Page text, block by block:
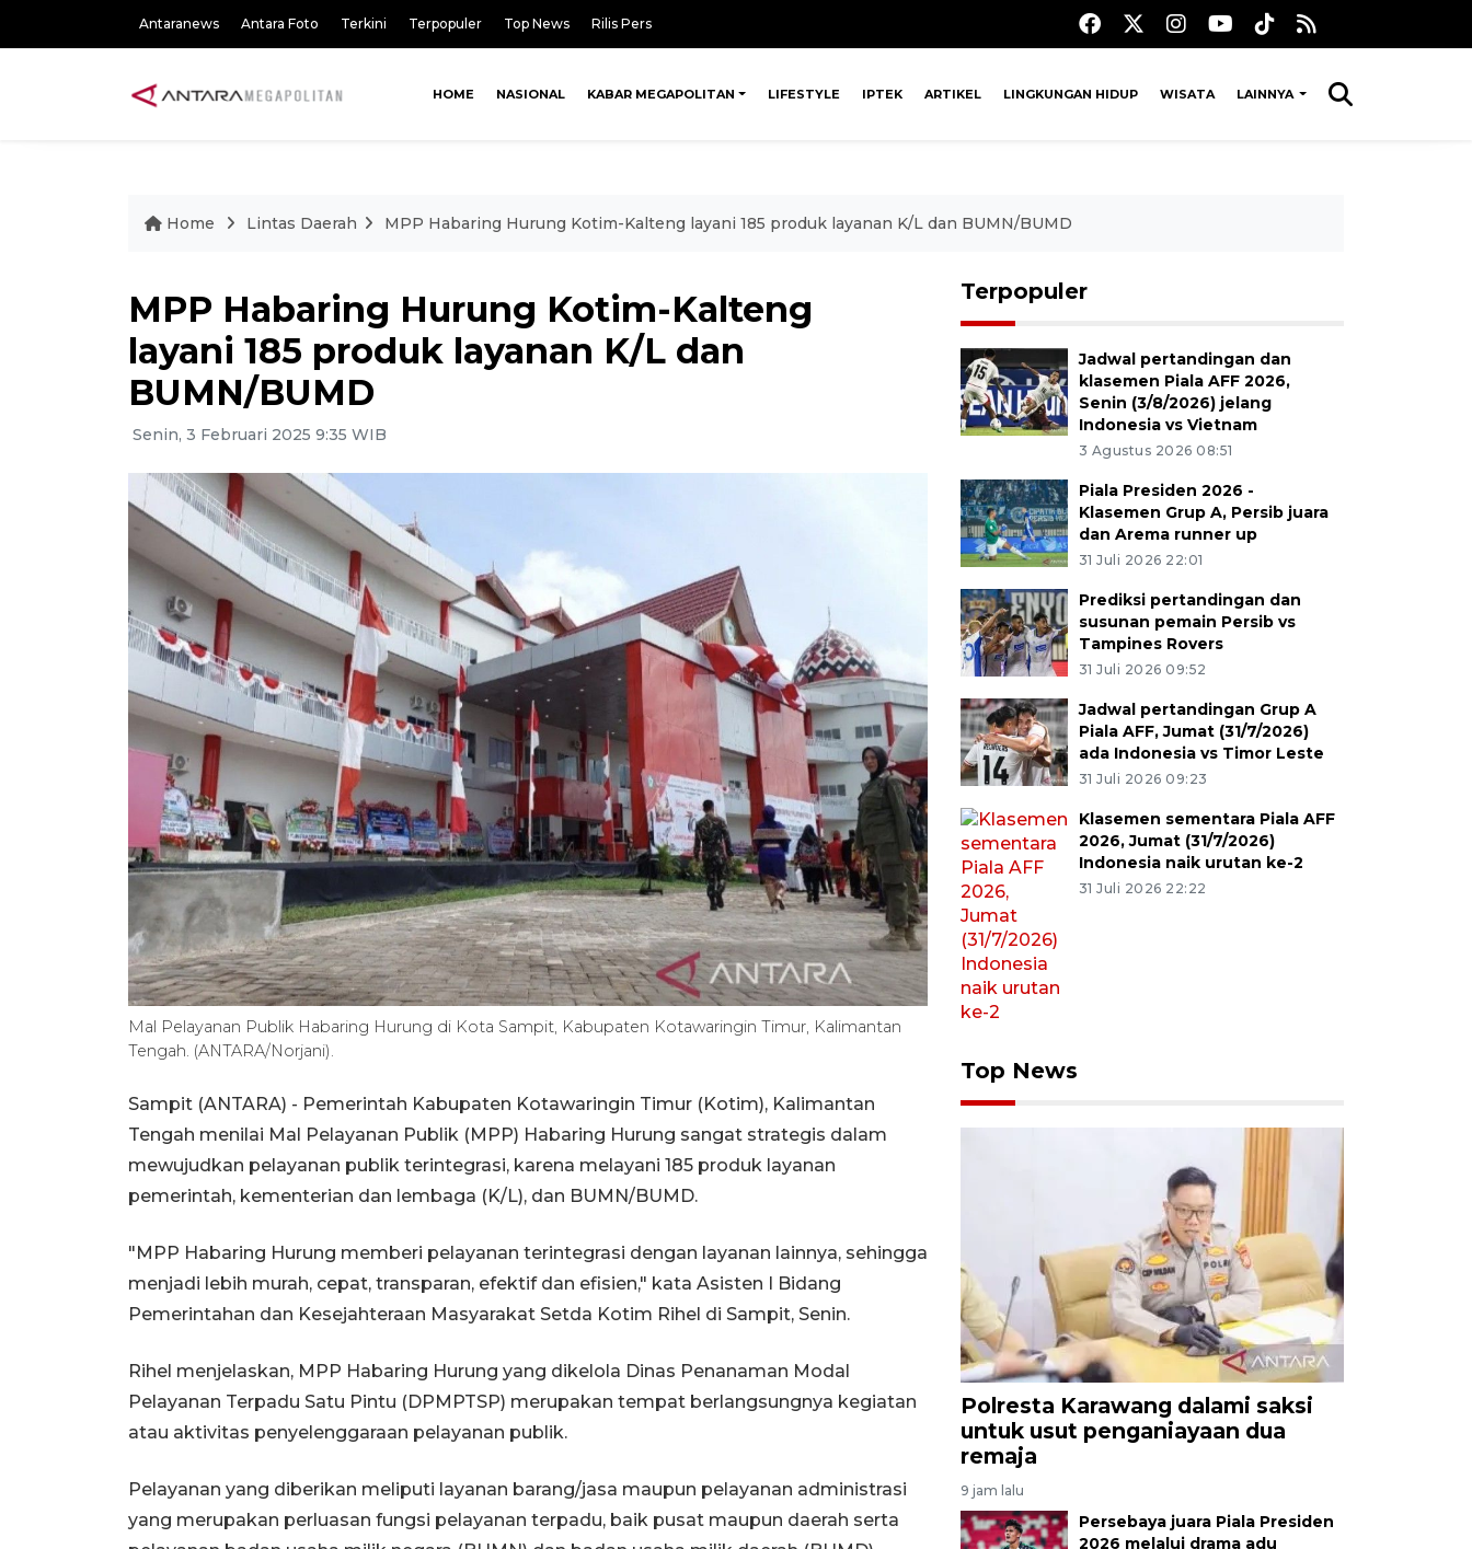
Antaranews Antara Foto Terkini Terpopuler Top News Rilis Pers
HOME NASIONAL KABAR MEGAPOLITAN LIFESTYLE IPTEK ARTIKEL LINGKUNGAN HIDUP WISATA LAINNYA
Home Lintas Daerah MPP Habaring Hurung Kotim-Kalteng layani 185 produk layanan K/L dan BUMN/BUMD
MPP Habaring Hurung Kotim-Kalteng
layani 185 produk layanan K/L dan
BUMN/BUMD
Senin, 3 Februari 2025 9:35 WIB
Mal Pelayanan Publik Habaring Hurung di Kota Sampit, Kabupaten Kotawaringin Timur, Kalimantan
Tengah. (ANTARA/Norjani).
Sampit (ANTARA) - Pemerintah Kabupaten Kotawaringin Timur (Kotim), Kalimantan
Tengah menilai Mal Pelayanan Publik (MPP) Habaring Hurung sangat strategis dalam
mewujudkan pelayanan publik terintegrasi, karena melayani 185 produk layanan
pemerintah, kementerian dan lembaga (K/L), dan BUMN/BUMD.
"MPP Habaring Hurung memberi pelayanan terintegrasi dengan layanan lainnya, sehingga
menjadi lebih murah, cepat, transparan, efektif dan efisien," kata Asisten I Bidang
Pemerintahan dan Kesejahteraan Masyarakat Setda Kotim Rihel di Sampit, Senin.
Rihel menjelaskan, MPP Habaring Hurung yang dikelola Dinas Penanaman Modal
Pelayanan Terpadu Satu Pintu (DPMPTSP) merupakan tempat berlangsungnya kegiatan
atau aktivitas penyelenggaraan pelayanan publik.
Pelayanan yang diberikan meliputi layanan barang/jasa maupun pelayanan administrasi
yang merupakan perluasan fungsi pelayanan terpadu, baik pusat maupun daerah serta
Terpopuler
Jadwal pertandingan dan
klasemen Piala AFF 2026,
Senin (3/8/2026) jelang
Indonesia vs Vietnam
3 Agustus 2026 08:51
Piala Presiden 2026 -
Klasemen Grup A, Persib juara
dan Arema runner up
31 Juli 2026 22:01
Prediksi pertandingan dan
susunan pemain Persib vs
Tampines Rovers
31 Juli 2026 09:52
Jadwal pertandingan Grup A
Piala AFF, Jumat (31/7/2026)
ada Indonesia vs Timor Leste
31 Juli 2026 09:23
Klasemen sementara Piala AFF
2026, Jumat (31/7/2026)
Indonesia naik urutan ke-2
31 Juli 2026 22:22
Top News
Polresta Karawang dalami saksi
untuk usut penganiayaan dua
remaja
9 jam lalu
Persebaya juara Piala Presiden
2026 melalui drama adu